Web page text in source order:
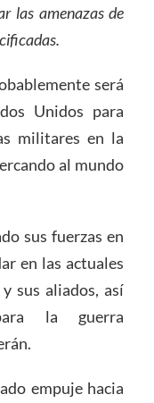
las amenazas de
será
Unidos para
militares en la
al mundo
sus fuerzas en
en las actuales
sus aliados, así
la guerra
empuje hacia